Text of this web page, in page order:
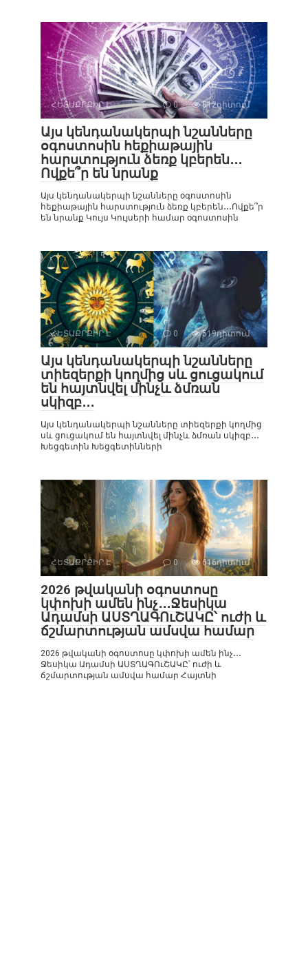
ՀԵՏԱՔՐՔԻՐ Է 0 812դիտում
Այս կենդանակերպի նշանները
օգոստոսին հեքիաթային
հարստություն ձեռք կբերեն․․․
Ովքե՞ր են նրանք
Այս կենդանակերպի նշանները օգոստոսին
հեքիաթային հարստություն ձեռք կբերեն․․․Ովքե՞ր
են նրանք Կույս Կույսերի համար օգոստոսին
ՀԵՏԱՔՐՔԻՐ Է 0 519դիտում
Այս կենդանակերպի նշանները
տիեզերքի կողմից սև ցուցակում
են հայտնվել մինչև ձմռան
սկիզբ․․․
Այս կենդանակերպի նշանները տիեզերքի կողմից
սև ցուցակում են հայտնվել մինչև ձմռան սկիզբ․․․
Խեցգետին Խեցգետինների
ՀԵՏԱՔՐՔԻՐ Է 0 616դիտում
2026 թվականի օգոստոսը
կփոխի ամեն ինչ․․․Ջեսիկա
Ադամսի ԱՍՏՂԱԳՈւՇԱԿԸ՝ ուժի և
ճշմարտության ամսվա համար
2026 թվականի օգոստոսը կփոխի ամեն ինչ․․․
Ջեսիկա Ադամսի ԱՍՏՂԱԳՈւՇԱԿԸ՝ ուժի և
ճշմարտության ամսվա համար Հայտնի